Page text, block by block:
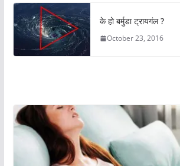
के हो बर्मुडा ट्रायगंल ?
October 23, 2016